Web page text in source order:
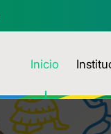
Inicio